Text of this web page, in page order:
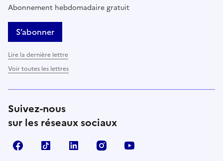
Abonnement hebdomadaire gratuit
S’abonner
Lire la dernière lettre
Voir toutes les lettres
Suivez-nous
sur les réseaux sociaux
FacebookTikTok LinkedIn Instagram